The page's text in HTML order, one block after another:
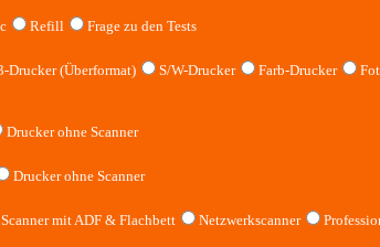
Refill
Frage zu den Tests
Drucker (Überformat) S/W-Drucker Farb-Drucker
Drucker ohne Scanner
Drucker ohne Scanner
Scanner mit ADF & Flachbett Netzwerkscanner